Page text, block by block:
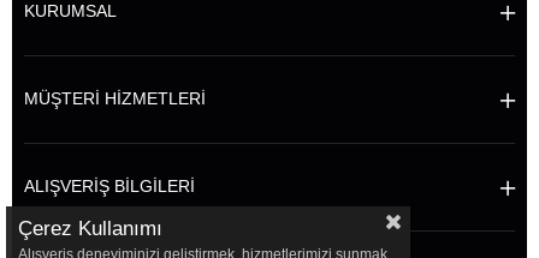
KURUMSAL
MÜŞTERİ HİZMETLERİ
ALIŞVERİŞ BİLGİLERİ
Çerez Kullanımı
Alışveriş deneyiminizi geliştirmek, hizmetlerimizi sunmak,